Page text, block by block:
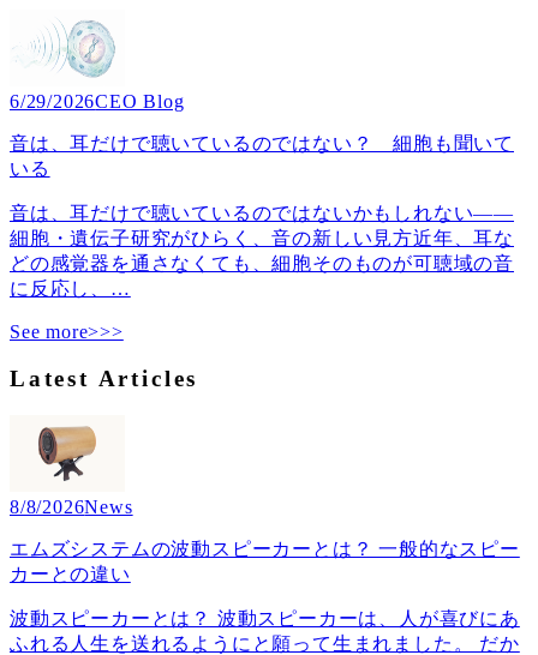
6/29/2026CEO Blog
音は、耳だけで聴いているのではない？ 細胞も聞いて
いる
音は、耳だけで聴いているのではないかもしれない――
細胞・遺伝子研究がひらく、音の新しい見方近年、耳な
どの感覚器を通さなくても、細胞そのものが可聴域の音
に反応し、 …
See more>>>
Latest Articles
8/8/2026News
エムズシステムの波動スピーカーとは？ 一般的なスピー
カーとの違い
波動スピーカーとは？ 波動スピーカーは、人が喜びにあ
ふれる人生を送れるようにと願って生まれました。 だか